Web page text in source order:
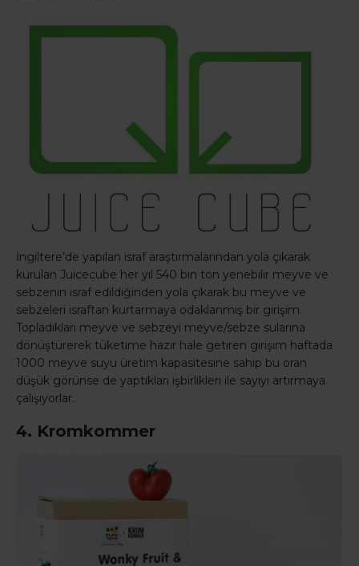
İngiltere’de yapılan israf araştırmalarından yola çıkarak
kurulan Juicecube her yıl 540 bin ton yenebilir meyve ve
sebzenin israf edildiğinden yola çıkarak bu meyve ve
sebzeleri israftan kurtarmaya odaklanmış bir girişim.
Topladıkları meyve ve sebzeyi meyve/sebze sularına
dönüştürerek tüketime hazır hale getiren girişim haftada
1000 meyve suyu üretim kapasitesine sahip bu oran
düşük görünse de yaptıkları işbirlikleri ile sayıyı artırmaya
çalışıyorlar.
4. Kromkommer